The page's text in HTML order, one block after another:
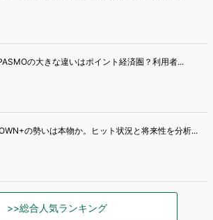
の大きな違いはポイント経済圏？利用者...
の勢いは本物か。ヒット状況と将来性を分析...
>>総合人気ランキング